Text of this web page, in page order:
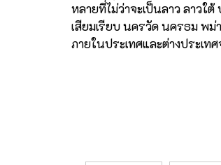
หลายที่ไม่ว่าจะเป็นลาว ลาวใ
เสียมเรียบ นครวัด นครธม พม่
ภายในประเทศและต่างประเ